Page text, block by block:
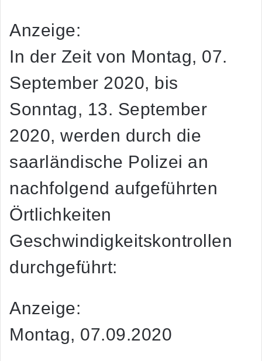
Anzeige:
In der Zeit von Montag, 07.
September 2020, bis
Sonntag, 13. September
2020, werden durch die
saarländische Polizei an
nachfolgend aufgeführten
Örtlichkeiten
Geschwindigkeitskontrollen
durchgeführt:
Anzeige:
Montag, 07.09.2020